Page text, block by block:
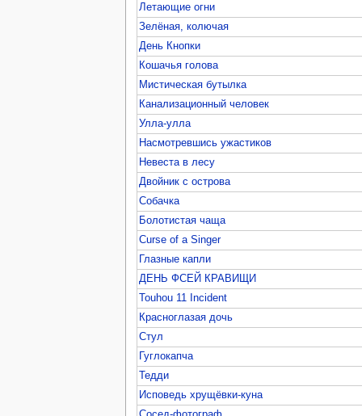
Летающие огни
Зелёная, колючая
День Кнопки
Кошачья голова
Мистическая бутылка
Канализационный человек
Улла-улла
Насмотревшись ужастиков
Невеста в лесу
Двойник с острова
Собачка
Болотистая чаща
Curse of a Singer
Глазные капли
ДЕНЬ ФСЕЙ КРАВИЩИ
Touhou 11 Incident
Красноглазая дочь
Стул
Гуглокапча
Тедди
Исповедь хрущёвки-куна